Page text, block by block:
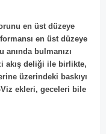
en üst düzeye
en üst düzeye
bulmanızı
akış deliği ile birlikte,
üzerindeki baskıyı
Viz ekleri, geceleri bile